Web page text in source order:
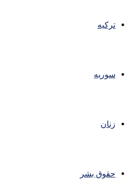
ترکیه
سوریه
زنان
حقوق بشر